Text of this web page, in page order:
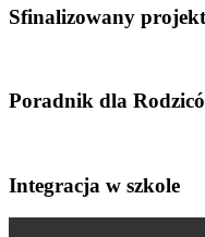
Sfinalizowany
Poradnik dla
Integracja w szkole